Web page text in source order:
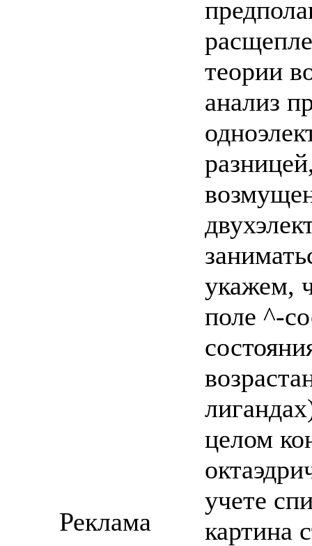
теории
анализ
укажем,
поле ^-
целом
учете
картина
Реклама